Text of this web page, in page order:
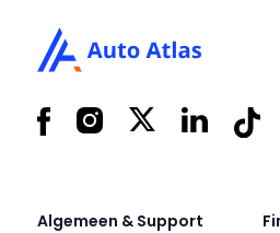
FacebookInstagram
X LinkedInTiktok
Algemeen & Support